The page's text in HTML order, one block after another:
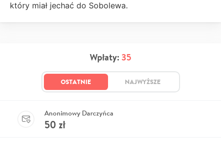
który miał jechać do Sobolewa.
Wpłaty: 35
OSTATNIE NAJWYŻSZE
Anonimowy Darczyńca
50 zł